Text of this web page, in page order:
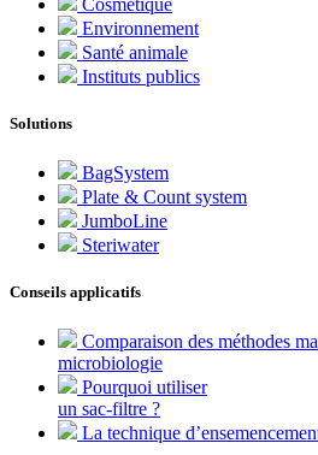
Environnement
Santé animale
Instituts publics
Solutions
BagSystem
Plate & Count system
JumboLine
Steriwater
Conseils applicatifs
Comparaison des méthodes
microbiologie
Pourquoi utiliser
un sac-filtre ?
La technique